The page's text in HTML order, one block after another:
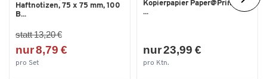
Haftnotizen, 75 x 75 mm, 100
B...
statt 13,20 €
nur 8,79 €
pro Set
Kopierpapier Paper@Print, DIN
...
nur 23,99 €
pro Ktn.